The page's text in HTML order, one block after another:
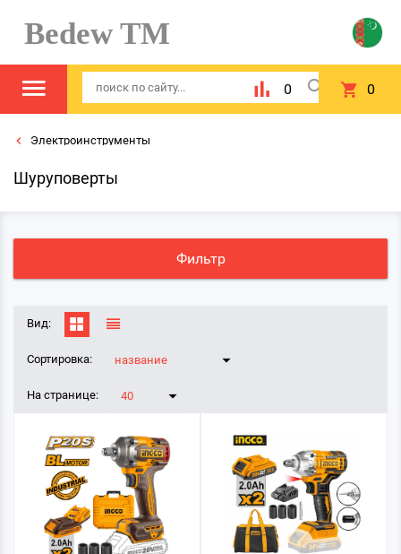
Bedew TM
0 0
Электроинструменты
Шуруповерты
Фильтр
Вид:
Сортировка: название
На странице: 40